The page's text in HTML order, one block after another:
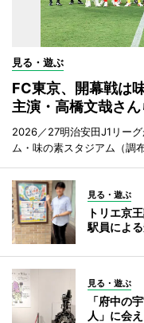
見る・遊ぶ
FC東京、開幕戦は
主演・高橋文哉さ
2026／27明治安田J1リー
ム・味の素スタジアム（調
見る・遊ぶ
トリエ京
駅員によ
見る・遊ぶ
「府中の
人」に会